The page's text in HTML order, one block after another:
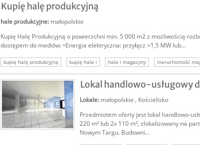
nieruchomość komercyjna kraków
Kupię halę produkcyjną
hale produkcyjne: małopolskie
Kupię Halę Produkcyjną o powierzchni min. 5 000 m2 z możliwością
dostępem do mediów: •Energia elektryczna: przyłącz >1,5 MW lub...
kupię halę produkcyjną kupię hale i hale i magazyny
nieruchomość
szukam nieruchomości
nieruchomości komercyjne kupimy komercyjne
Lokal handlowo-usługowy
Lokale: małopolskie , Kościelisko
Przedmiotem oferty jest lokal handlowo-
220 m² lub 2x 110 m², zlokalizowany na
Nowym Targu. Budowni...